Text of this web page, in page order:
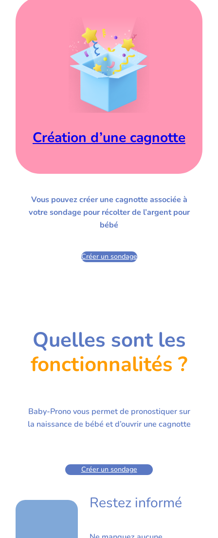
Création d’une cagnotte
Vous pouvez créer une cagnotte associée à
votre sondage pour récolter de l’argent pour
bébé
Créer un sondage
Quelles sont les
fonctionnalités ?
Baby-Prono vous permet de pronostiquer sur
la naissance de bébé et d’ouvrir une cagnotte
Créer un sondage
Restez informé